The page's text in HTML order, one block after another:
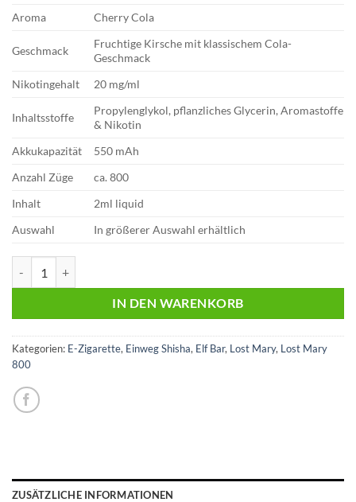
Aroma
Cherry Cola
Geschmack
Fruchtige Kirsche mit klassischem Cola-
Geschmack
Nikotingehalt
20 mg/ml
Inhaltsstoffe
Propylenglykol, pflanzliches Glycerin, Aromastoffe
& Nikotin
Akkukapazität
550 mAh
Anzahl Züge
ca. 800
Inhalt
2ml liquid
Auswahl
In größerer Auswahl erhältlich
IN DEN WARENKORB
Kategorien: E-Zigarette, Einweg Shisha, Elf Bar, Lost Mary, Lost Mary
800
ZUSÄTZLICHE INFORMATIONEN